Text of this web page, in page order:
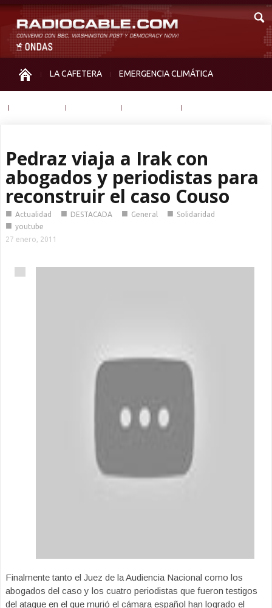
LA CAFETERA EMERGENCIA CLIMÁTICA
Pedraz viaja a Irak con
abogados y periodistas para
reconstruir el caso Couso
■ Actualidad ■ DESTACADA ■ General ■ Solidaridad
■ youtube
27 enero, 2011
Finalmente tanto el Juez de la Audiencia Nacional como los
abogados del caso y los cuatro periodistas que fueron testigos
del ataque en el que murió el cámara español han logrado el